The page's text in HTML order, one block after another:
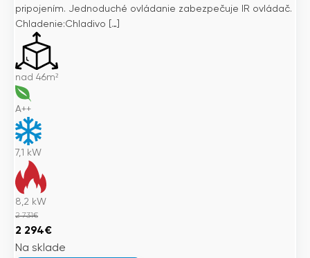
pripojením. Jednoduché ovládanie zabezpečuje IR ovládač.
Chladenie:Chladivo […]
nad 46m²
A++
7,1 kW
8,2 kW
2 731€
Pôvodná
cena
2 294€Aktuálna
cena
Na sklade